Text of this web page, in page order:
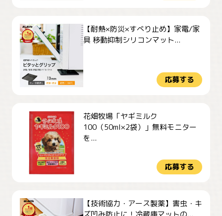
【耐熱×防災×すべり止め】家電/家
具 移動抑制シリコンマット...
応募する
花畑牧場「ヤギミルク
100（50ml×2袋）」無料モニター
を...
応募する
【技術協力・アース製薬】害虫・キ